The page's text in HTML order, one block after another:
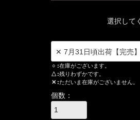
選択して
○
在庫がございます。
△ 残りわずかです。
✕ ただいま在庫がございません。